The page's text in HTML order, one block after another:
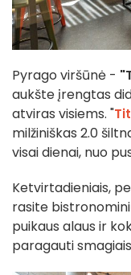
Pyrago viršūnė -
aukšte įrengtas
atviras visiems. "
milžiniškas 2.0
visai dienai, nuo
Ketvirtadieniais,
rasite
puikaus alaus ir
paragauti